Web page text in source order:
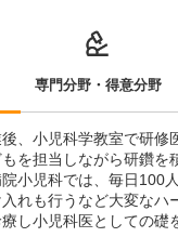
専門分野・得意分野
、小児科学教室で研修
を担当しながら研鑽を
小児科では、毎日100
れも行うなど大変なハ
し小児科医としての礎